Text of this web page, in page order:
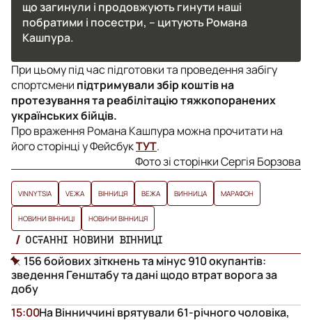
що загинули і продовжують гинути наші
побратими і посестри, – цитують Романа
Кашпура.
При цьому під час підготовки та проведення забігу
спортсмени підтримували збір коштів на
протезування та реабілітацію тяжкопоранених
українських бійців.
Про враження Романа Кашпура можна прочитати на
його сторінці у ФейсбукТУТ.
Фото зі сторінки Сергія Борзова
VINNYTSIA VЕЖА ВІННИЦЯ ВЕЖА ВИННИЦА МАРАФОН
НОВИНИ ВІННИЦІ НОВИНИ ВІННИЦЯ
ОСТАННІ НОВИНИ ВІННИЦІ
156 бойових зіткнень та мінус 910 окупантів:
зведення Генштабу та дані щодо втрат ворога за
добу
На Вінниччині врятували 61-річного чоловіка,
15:00